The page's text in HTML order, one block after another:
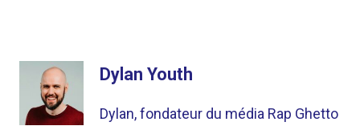
Dylan Youth
Dylan, fondateur du média Rap Ghetto